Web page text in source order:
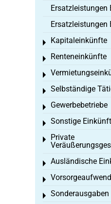
Ersatzleistungen
Ersatzleistungen
Kapitaleinkünfte
Toggle menu
Renteneinkünfte
Toggle menu
Toggle menu
Selbständige
Toggle menu
Gewerbebetriebe
Toggle menu
Sonstige
Toggle menu
Private
Toggle menu
Ausländische
Toggle menu
Toggle menu
Sonderausgaben
Toggle menu